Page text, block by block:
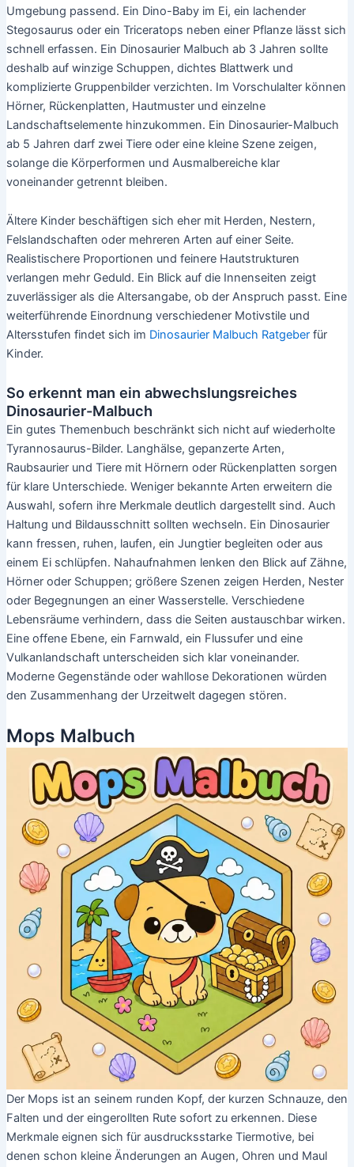
Umgebung passend. Ein Dino-Baby im Ei, ein lachender
Stegosaurus oder ein Triceratops neben einer Pflanze lässt sich
schnell erfassen. Ein Dinosaurier Malbuch ab 3 Jahren sollte
deshalb auf winzige Schuppen, dichtes Blattwerk und
komplizierte Gruppenbilder verzichten. Im Vorschulalter können
Hörner, Rückenplatten, Hautmuster und einzelne
Landschaftselemente hinzukommen. Ein Dinosaurier-Malbuch
ab 5 Jahren darf zwei Tiere oder eine kleine Szene zeigen,
solange die Körperformen und Ausmalbereiche klar
voneinander getrennt bleiben.
Ältere Kinder beschäftigen sich eher mit Herden, Nestern,
Felslandschaften oder mehreren Arten auf einer Seite.
Realistischere Proportionen und feinere Hautstrukturen
verlangen mehr Geduld. Ein Blick auf die Innenseiten zeigt
zuverlässiger als die Altersangabe, ob der Anspruch passt. Eine
weiterführende Einordnung verschiedener Motivstile und
Altersstufen findet sich im Dinosaurier Malbuch Ratgeberfür
Kinder.
So erkennt man ein abwechslungsreiches
Dinosaurier-Malbuch
Ein gutes Themenbuch beschränkt sich nicht auf wiederholte
Tyrannosaurus-Bilder. Langhälse, gepanzerte Arten,
Raubsaurier und Tiere mit Hörnern oder Rückenplatten sorgen
für klare Unterschiede. Weniger bekannte Arten erweitern die
Auswahl, sofern ihre Merkmale deutlich dargestellt sind. Auch
Haltung und Bildausschnitt sollten wechseln. Ein Dinosaurier
kann fressen, ruhen, laufen, ein Jungtier begleiten oder aus
einem Ei schlüpfen. Nahaufnahmen lenken den Blick auf Zähne,
Hörner oder Schuppen; größere Szenen zeigen Herden, Nester
oder Begegnungen an einer Wasserstelle. Verschiedene
Lebensräume verhindern, dass die Seiten austauschbar wirken.
Eine offene Ebene, ein Farnwald, ein Flussufer und eine
Vulkanlandschaft unterscheiden sich klar voneinander.
Moderne Gegenstände oder wahllose Dekorationen würden
den Zusammenhang der Urzeitwelt dagegen stören.
Mops Malbuch
Der Mops ist an seinem runden Kopf, der kurzen Schnauze, den
Falten und der eingerollten Rute sofort zu erkennen. Diese
Merkmale eignen sich für ausdrucksstarke Tiermotive, bei
denen schon kleine Änderungen an Augen, Ohren und Maul